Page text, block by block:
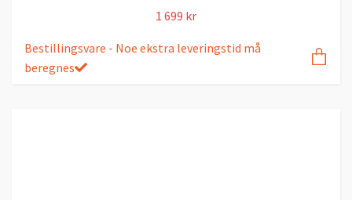
1 699 kr
Bestillingsvare - Noe ekstra leveringstid må
beregnes